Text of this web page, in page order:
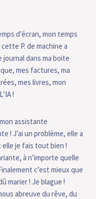
d’écran, mon temps
P. de machine a
journal dans ma boite
mes factures, ma
mes livres, mon
!
assistante
! J’ai un problème, elle a
elle je fais tout bien !
à n’importe quelle
c’est mieux que
marier ! Je blague !
abreuve du rêve, du